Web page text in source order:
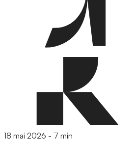
18 mai 2026 - 7 min